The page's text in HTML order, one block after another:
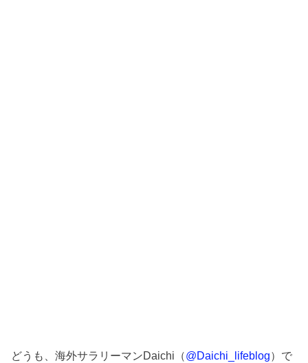
どうも、海外サラリーマンDaichi（@Daichi_lifeblog）で